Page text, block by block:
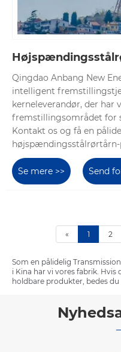
Qingdao Anbang New
intelligent
kerneleverandør, der
fremstillingsområdet for
Kontakt os og få en
Se mere >> Send
« 1 2
Som en pålidelig
i Kina har vi vores fabrik.
holdbare produkter, bedes